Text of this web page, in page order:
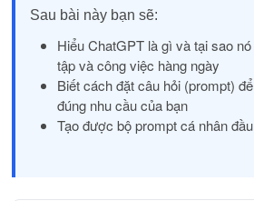
Sau bài này bạn sẽ:
Hiểu ChatGPT là gì và tại sao
tập và công việc hàng ngày
Biết cách đặt câu hỏi (prompt)
đúng nhu cầu của bạn
Tạo được bộ prompt cá nhân